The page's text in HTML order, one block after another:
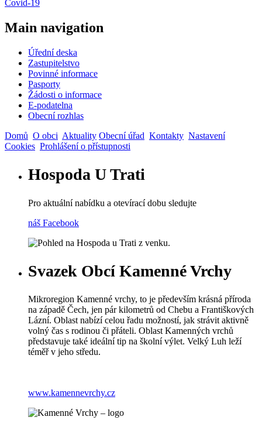
Covid-19
Main navigation
Úřední deska
Zastupitelstvo
Povinné informace
Pasporty
Žádosti o informace
E-podatelna
Obecní rozhlas
Domů O obci Aktuality Obecní úřad Kontakty Nastavení
Cookies Prohlášení o přístupnosti
Hospoda U Trati
Pro aktuální nabídku a otevírací dobu sledujte
náš Facebook
Svazek Obcí Kamenné Vrchy
Mikroregion Kamenné vrchy, to je především krásná příroda
na západě Čech, jen pár kilometrů od Chebu a Františkových
Lázní. Oblast nabízí celou řadu možností, jak strávit aktivně
volný čas s rodinou či přáteli. Oblast Kamenných vrchů
představuje také ideální tip na školní výlet. Velký Luh leží
téměř v jeho středu.
www.kamennevrchy.cz